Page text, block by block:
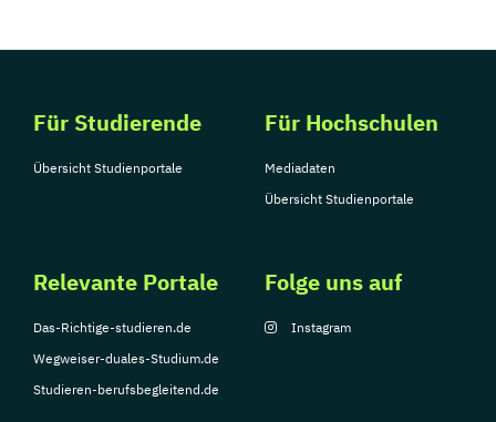
Für Studierende
Übersicht Studienportale
Für Hochschulen
Mediadaten
Übersicht Studienportale
Relevante Portale
Das-Richtige-studieren.de
Wegweiser-duales-Studium.de
Studieren-berufsbegleitend.de
Folge uns auf
Instagram